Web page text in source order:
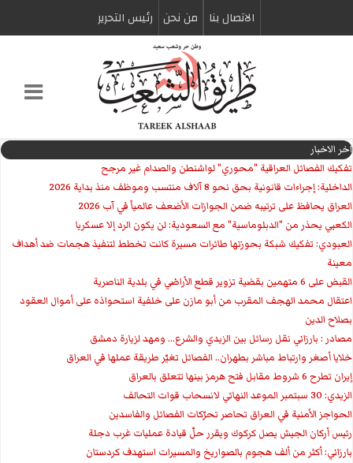
الاتصال بنا من نحن رئیس التحریر
اخر الاخبار
تفكيك الفصائل العراقية "محوري" لواشنطن والصدام غير مرجح
الداخلية: إجراءات قانونية بحق نحو 8 آلاف منتسب وموظف منذ بداية 2026
العراق يحافظ على ترتيبه ضمن الجوازات الأضعف عالمياً في آب 2026
الكعبي يحذر من "الدبلوماسية" مع السعودية: لن يكون الرد إلا عسكريا
العبودي: تفكيك شبكة بحوزتها طائرات مسيرة كانت تخطط لتنفيذ هجمات ضد أهداف
معينة
القبض على 6 متهمين بقضية تزوير قطع الأراضي في بلدية الناصرية
اعتقال محمد الهجف المقرب من أبو مازن على خلفية استحواذه على أموال العقود
بصلاح الدين
مصادر : بارزاني نقل رسائل بين الزيدي والشرع... ومهد لزيارة دمشق
خلايا أصغر وارتباط مباشر بطهران.. الفصائل تغيّر طريقة عملها في العراق
إيران تطرح 6 شروط مقابل فتح هرمز بينها تتعلق بالعراق
الزيدي: 30 سبتمبر الموعد النهائي لانسحاب قوات التحالف
الحواجز الأمنية في العراق تحاصر تحرّكات الفصائل والفاسدين
رئيس أركان الجيش يصل كركوك ويقرر حلّ قيادة عمليات غرب دجلة
بارزاني: أكثر من ألف هجوم بالصواريخ والمسيرات استهدف كردستان